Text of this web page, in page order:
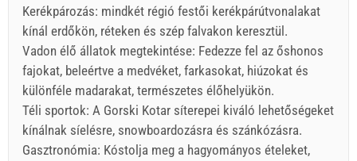
Kerékpározás: mindkét régió festői kerékpárútvonalakat
kínál erdőkön, réteken és szép falvakon keresztül.
Vadon élő állatok megtekintése: Fedezze fel az őshonos
fajokat, beleértve a medvéket, farkasokat, hiúzokat és
különféle madarakat, természetes élőhelyükön.
Téli sportok: A Gorski Kotar síterepei kiváló lehetőségeket
kínálnak síelésre, snowboardozásra és szánkózásra.
Gasztronómia: Kóstolja meg a hagyományos ételeket,